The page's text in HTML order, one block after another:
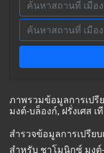
ภาพรวมข้อมูลการเป
มงต์-บล็องก์, ฝรั่งเศส เ
สำรวจข้อมูลการเปรี
สำหรับ ชาโมนิกซ์ มงต์